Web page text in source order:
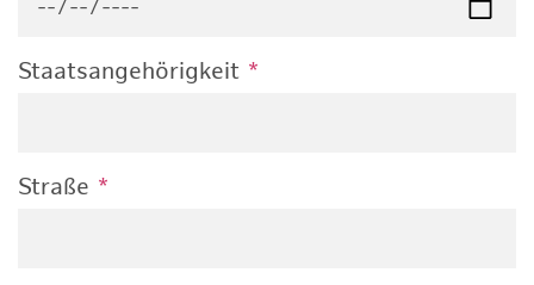
Staatsangehörigkeit *
Straße *